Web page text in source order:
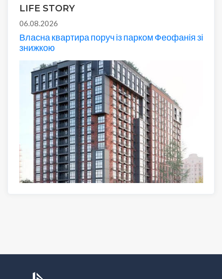
LIFE STORY
06.08.2026
Власна квартира поруч із парком Феофанія зі
знижкою